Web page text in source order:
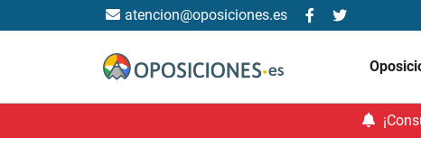
atencion@oposiciones.es